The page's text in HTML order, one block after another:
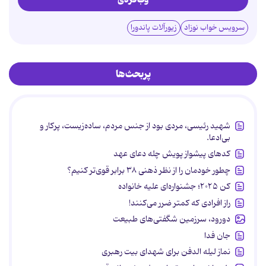
سرویس خواب نوزاد زیورآلات پاندورا
پربحث‌ها
شهید رئیسی، مردی بود از جنس مردم، ساده‌زیست، پرکار و
بی‌ادعا.
کدهای پیشواز پویش چله دعای عهد
چطور خودمان را از نظر ذهنی ۳۸ برابر قوی‌تر کنیم؟
کن ۲۰۲۵؛ جشنواره‌ای علیه خانواده
راز افرادی که کمتر ضرر می‌کنند!
دورود، سرزمین شگفتی‌های طبیعت
جان فدا
نماز لیله الدفن برای شهدای بیت رهبری